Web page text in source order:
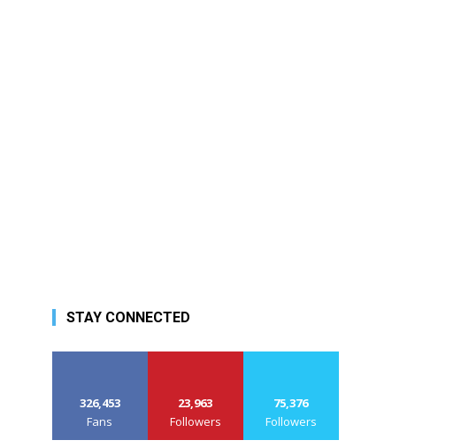
STAY CONNECTED
326,453
Fans
23,963
Followers
75,376
Followers